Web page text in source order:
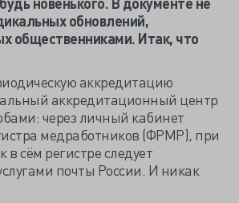
обновлений,
общественниками. Итак, что
аккредитацию
аккредитационный центр
через личный кабинет
медработников (ФРМР), при
в сём регистре следует
почты России. И никак